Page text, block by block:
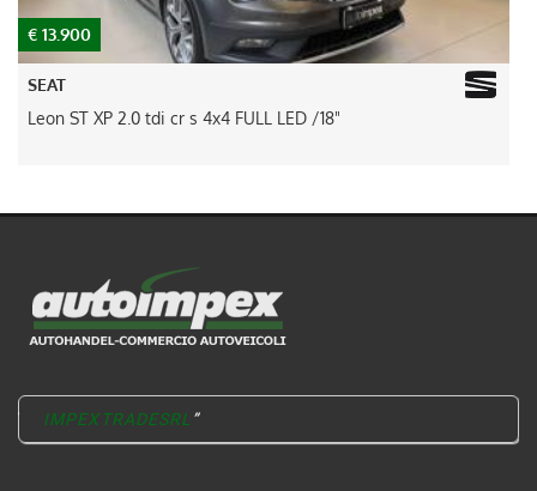
€ 13.900
SEAT
Leon ST XP 2.0 tdi cr s 4x4 FULL LED /18"
IMPEXTRADESRL